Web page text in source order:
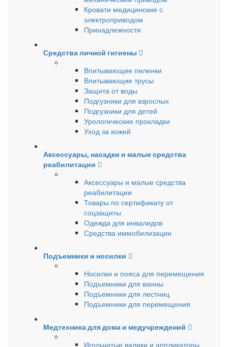
Кровати медицинские с
электроприводом
Принадлежности
Средства личной гигиены
Впитывающие пеленки
Впитывающие трусы
Защита от воды
Подгузники для взрослых
Подгузники для детей
Урологические прокладки
Уход за кожей
Аксессуары, насадки и малые средства
реабилитации
Аксессуары и малые средства
реабилитации
Товары по сертификату от
соцзащиты
Одежда для инвалидов
Средства иммобилизации
Подъемники и носилки
Носилки и пояса для перемещения
Подъемники для ванны
Подъемники для лестниц
Подъемники для перемещения
Медтехника для дома и медучреждений
Игольчатые валики и аппликаторы